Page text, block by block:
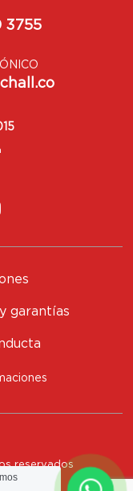
3755
garantías
reservados